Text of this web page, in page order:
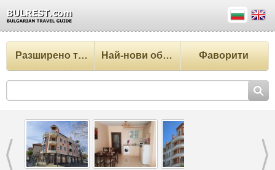
Разширено търсене Най-нови обекти Фаворити